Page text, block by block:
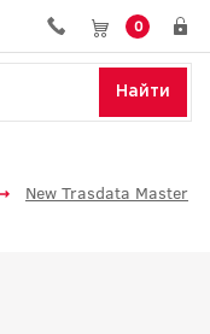
0
Найти
New Trasdata Master